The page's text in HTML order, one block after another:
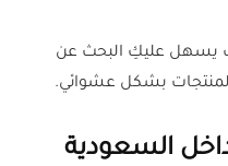
يسهل عليكِ البحث عن
بشكل عشوائي.
السعودية